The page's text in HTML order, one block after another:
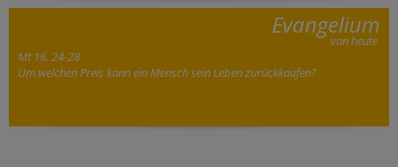
Evangelium
von heute
Mt 16, 24-28
Um welchen Preis kann ein Mensch sein Leben zurückkaufen?